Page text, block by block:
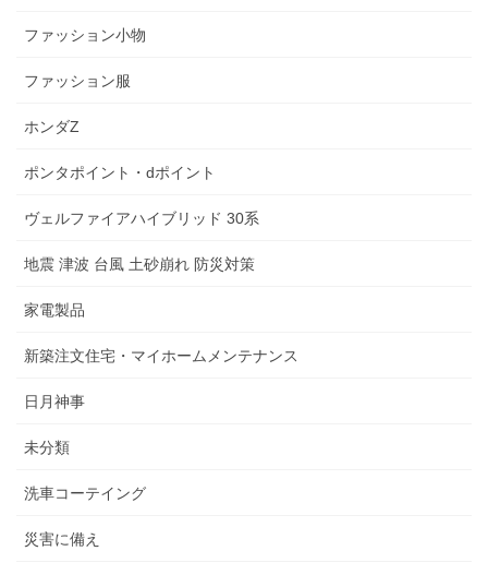
ファッション小物
ファッション服
ホンダZ
ポンタポイント・dポイント
ヴェルファイアハイブリッド 30系
地震 津波 台風 土砂崩れ 防災対策
家電製品
新築注文住宅・マイホームメンテナンス
日月神事
未分類
洗車コーテイング
災害に備え